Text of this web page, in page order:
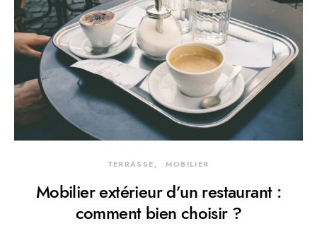
TERRASSE MOBILIER
Mobilier extérieur d’un restaurant :
comment bien choisir ?